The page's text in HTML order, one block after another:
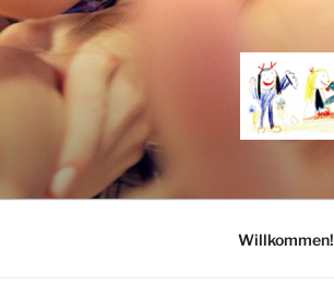
Zum
Inhalt
springen
Willkommen!